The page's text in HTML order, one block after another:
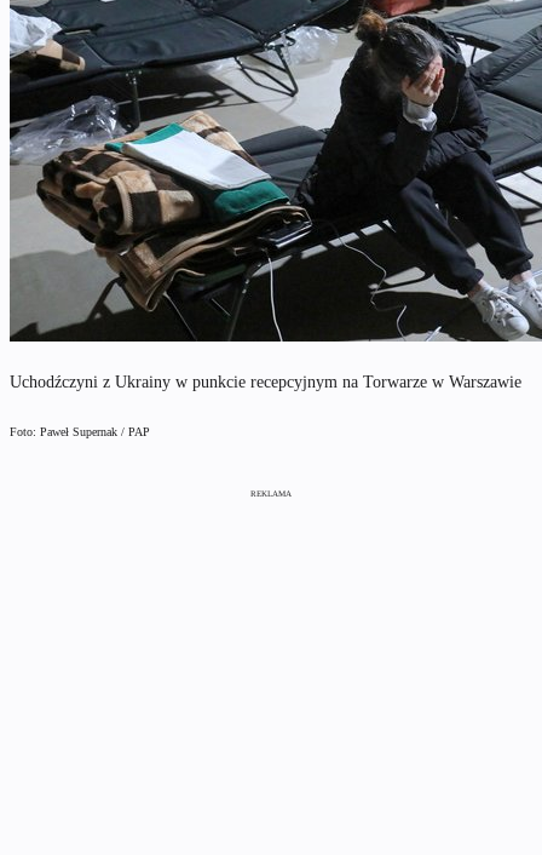
Uchodźczyni z Ukrainy w punkcie recepcyjnym na Torwarze w Warszawie
Foto: Paweł Supernak / PAP
REKLAMA